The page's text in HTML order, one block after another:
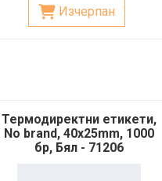
Изчерпан
Термодиректни етикети,
No brand, 40x25mm, 1000
бр, Бял - 71206